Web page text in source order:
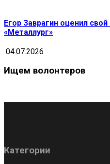
Егор Заврагин оценил
«Металлург»
04.07.2026
Ищем волонтеров
Категории